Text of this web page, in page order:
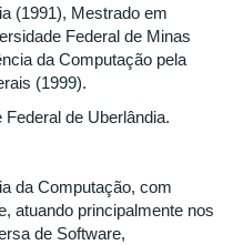
(1991), Mestrado em
Federal de Minas
da Computação pela
(1999).
de Uberlândia.
da Computação, com
atuando principalmente nos
de Software,